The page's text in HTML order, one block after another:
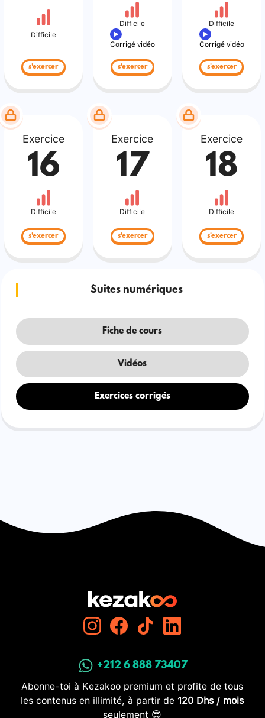
Difficile
s'exercer
Difficile
Corrigé vidéo
s'exercer
Difficile
Corrigé vidéo
s'exercer
Exercice
16
Difficile
s'exercer
Exercice
17
Difficile
s'exercer
Exercice
18
Difficile
s'exercer
Suites numériques
Fiche de cours
Vidéos
Exercices corrigés
+212 6 888 73407
Abonne-toi à Kezakoo premium et profite de tous
les contenus en illimité, à partir de 120 Dhs / mois
seulement 😎